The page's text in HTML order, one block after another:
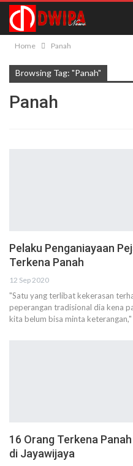
Home Panah
Browsing Tag: "Panah"
Panah
Pelaku Penganiayaan
Terkena Panah
12 Sep 2020
"Satu yang terlibat kekerasan
peperangan tradisional dia kena
kita belum bisa minta
16 Orang Terkena
di Jayawijaya